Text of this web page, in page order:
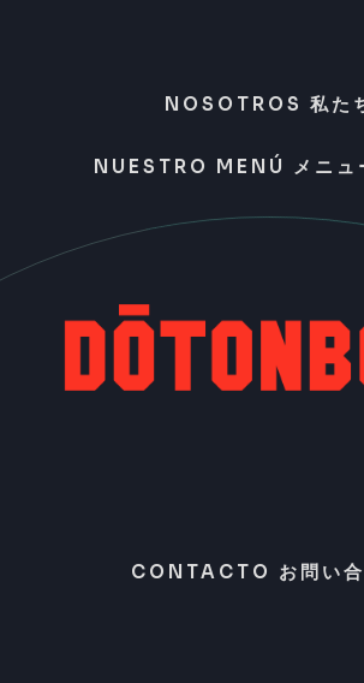
NOSOTROS 私た
NUESTRO MENÚ メニュ
CONTACTO お問い合